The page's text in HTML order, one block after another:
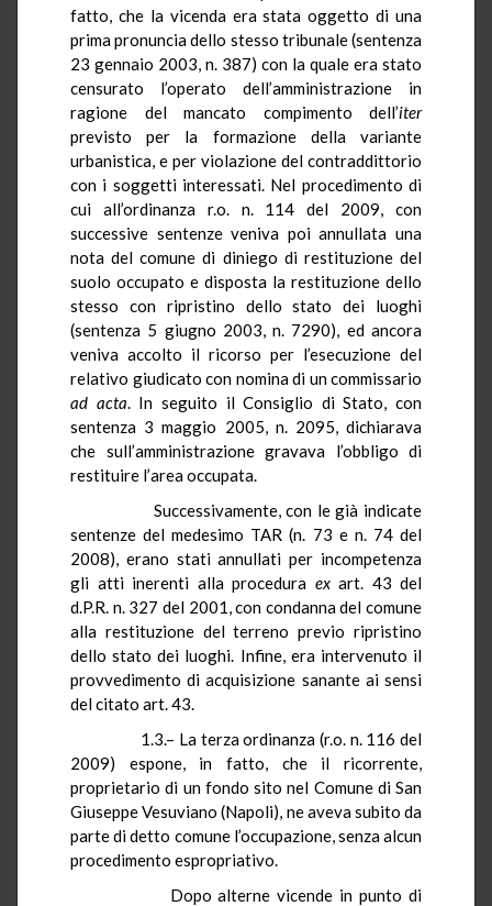
fatto, che la vicenda era stata oggetto di una
prima pronuncia dello stesso tribunale (sentenza
23 gennaio 2003, n. 387) con la quale era stato
censurato l’operato dell’amministrazione in
ragione del mancato compimento dell’iter
previsto per la formazione della variante
urbanistica, e per violazione del contraddittorio
con i soggetti interessati. Nel procedimento di
cui all’ordinanza r.o.n. 114 del 2009, con
successive sentenze veniva poi annullata una
nota del comune di diniego di restituzione del
suolo occupato e disposta la restituzione dello
stesso con ripristino dello stato dei luoghi
(sentenza 5 giugno 2003, n. 7290), ed ancora
veniva accolto il ricorso per l’esecuzione del
relativo giudicato con nomina di un commissario
ad acta. In seguito il Consiglio di Stato, con
sentenza 3 maggio 2005, n. 2095, dichiarava
che sull’amministrazione gravava l’obbligo di
restituire l’area occupata.
Successivamente, con le già indicate
sentenze del medesimo TAR (n. 73 e n. 74 del
2008), erano stati annullati per incompetenza
gli atti inerenti alla procedura ex art. 43 del
d.P.R. n. 327 del 2001, con condanna del comune
alla restituzione del terreno previo ripristino
dello stato dei luoghi. Infine, era intervenuto il
provvedimento di acquisizione sanante ai sensi
del citato art. 43.
1.3.– La terza ordinanza (r.o.n. 116 del
2009) espone, in fatto, che il ricorrente,
proprietario di un fondo sito nel Comune di San
Giuseppe Vesuviano (Napoli), ne aveva subito da
parte di detto comune l’occupazione, senza alcun
procedimento espropriativo.
Dopo alterne vicende in punto di